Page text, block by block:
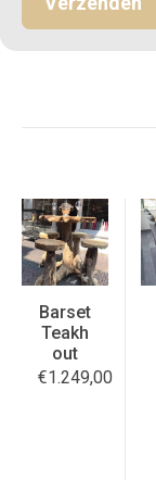
Barset
Teakh
out
€1.249,00